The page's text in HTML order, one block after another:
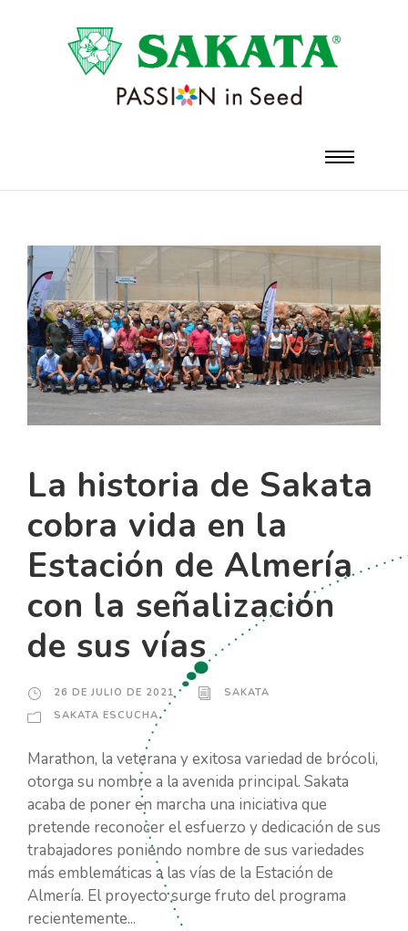
La historia de Sakata
cobra vida en la
Estación de Almería
con la señalización
de sus vías
26 DE JULIO DE 2021
SAKATA
SAKATA ESCUCHA
Marathon, la veterana y exitosa variedad de brócoli,
otorga su nombre a la avenida principal. Sakata
acaba de poner en marcha una iniciativa que
pretende reconocer el esfuerzo y dedicación de sus
trabajadores poniendo nombre de sus variedades
más emblemáticas a las vías de la Estación de
Almería. El proyecto surge fruto del programa
recientemente...